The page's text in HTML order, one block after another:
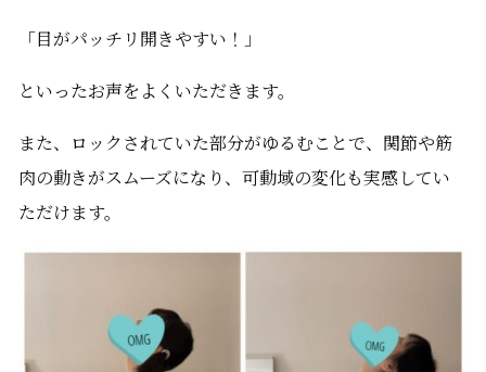
「目がパッチリ開きやすい！」
といったお声をよくいただきます。
また、ロックされていた部分がゆるむことで、関節や筋
肉の動きがスムーズになり、可動域の変化も実感してい
ただけます。